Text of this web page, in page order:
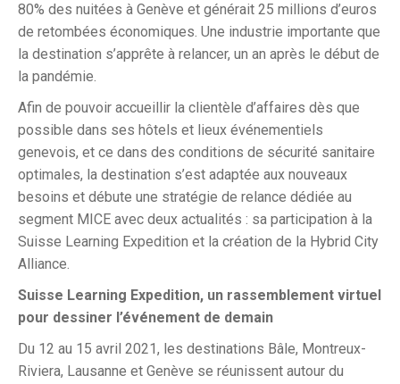
80% des nuitées à Genève et générait 25 millions d’euros
de retombées économiques. Une industrie importante que
la destination s’apprête à relancer, un an après le début de
la pandémie.
Afin de pouvoir accueillir la clientèle d’affaires dès que
possible dans ses hôtels et lieux événementiels
genevois, et ce dans des conditions de sécurité sanitaire
optimales, la destination s’est adaptée aux nouveaux
besoins et débute une stratégie de relance dédiée au
segment MICE avec deux actualités : sa participation à la
Suisse Learning Expedition et la création de la Hybrid City
Alliance.
Suisse Learning Expedition, un rassemblement virtuel
pour dessiner l’événement de demain
Du 12 au 15 avril 2021, les destinations Bâle, Montreux-
Riviera, Lausanne et Genève se réunissent autour du